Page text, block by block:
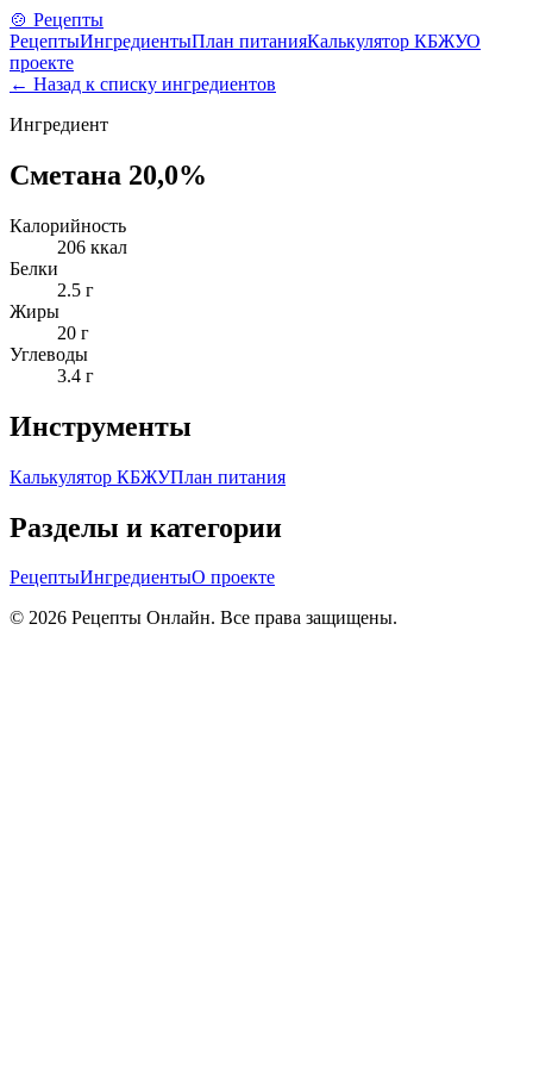
🍲 Рецепты
РецептыИнгредиентыПлан питанияКалькулятор КБЖУО
проекте
← Назад к списку ингредиентов
Ингредиент
Сметана 20,0%
Калорийность
206 ккал
Белки
2.5 г
Жиры
20 г
Углеводы
3.4 г
Инструменты
Калькулятор КБЖУПлан питания
Разделы и категории
РецептыИнгредиентыО проекте
© 2026 Рецепты Онлайн. Все права защищены.